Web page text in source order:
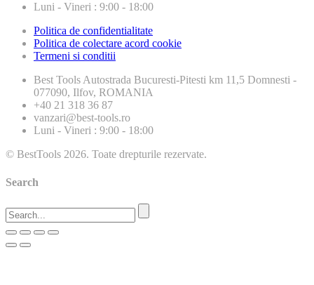
Luni - Vineri : 9:00 - 18:00
Politica de confidentialitate
Politica de colectare acord cookie
Termeni si conditii
Best Tools Autostrada Bucuresti-Pitesti km 11,5 Domnesti -
077090, Ilfov, ROMANIA
+40 21 318 36 87
vanzari@best-tools.ro
Luni - Vineri : 9:00 - 18:00
© BestTools 2026. Toate drepturile rezervate.
Search